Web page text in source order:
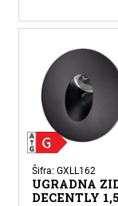
Šifra: GXLL162
UGRADNA
DECENTLY